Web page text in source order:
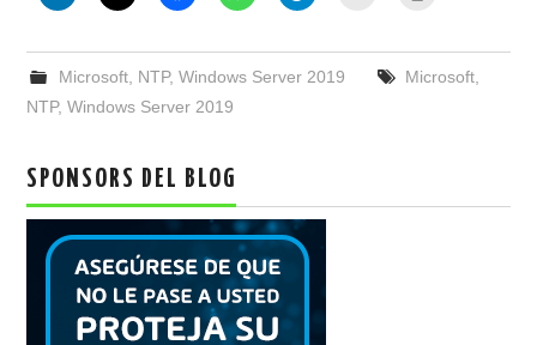
Microsoft, NTP, Windows Server 2019 Microsoft,
NTP,Windows Server 2019
SPONSORS DEL BLOG